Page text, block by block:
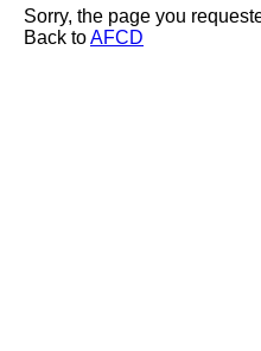
Sorry, the page you
Back toAFCD